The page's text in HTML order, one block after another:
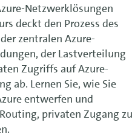
Netzwerklösungen
deckt den Prozess des
zentralen Azure-
der Lastverteilung
Zugriffs auf Azure-
ab. Lernen Sie, wie Sie
entwerfen und
privaten Zugang zu